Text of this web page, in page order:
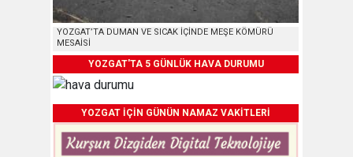
YOZGAT’TA DUMAN VE SICAK İÇİNDE MEŞE KÖMÜRÜ
MESAİSİ
YOZGAT'TA 5 GÜNLÜK HAVA DURUMU
YOZGAT İÇİN GÜNÜN NAMAZ VAKİTLERİ